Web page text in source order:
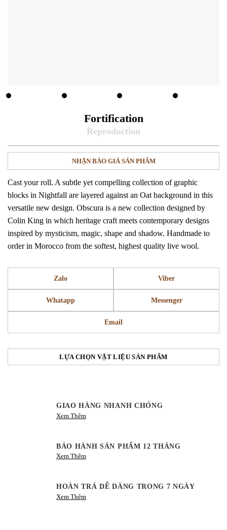
Fortification
NHẬN BÁO GIÁ SẢN PHẨM
Cast your roll. A subtle yet compelling collection of graphic
blocks in Nightfall are layered against an Oat background in this
versatile new design. Obscura is a new collection designed by
Colin King in which heritage craft meets contemporary designs
inspired by mysticism, magic, shape and shadow. Handmade to
order in Morocco from the softest, highest quality live wool.
Zalo Viber
Whatapp Messenger
Email
LỰA CHỌN VẬT LIỆU SẢN PHẨM
GIAO HÀNG NHANH CHÓNG
Xem Thêm
BẢO HÀNH SẢN PHẨM 12 THÁNG
Xem Thêm
HOÀN TRẢ DỄ DÀNG TRONG 7 NGÀY
Xem Thêm